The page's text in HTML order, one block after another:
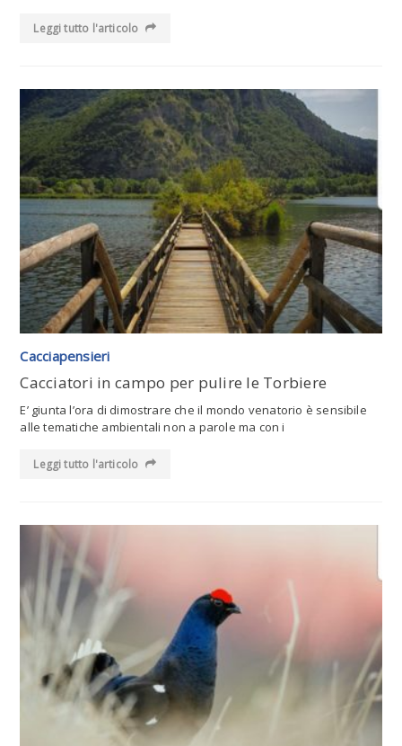
Leggi tutto l'articolo
Leggi tutto l'articolo
Cacciapensieri
Cacciatori in campo per pulire le Torbiere
E’ giunta l’ora di dimostrare che il mondo venatorio è sensibile
alle tematiche ambientali non a parole ma con i
Leggi tutto l'articolo
Leggi tutto l'articolo